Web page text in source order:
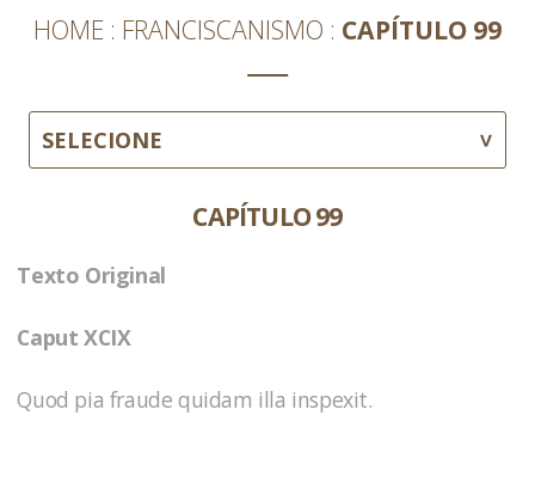
HOME FRANCISCANISMO CAPÍTULO 99
SELECIONE
CAPÍTULO 99
Texto Original
Caput XCIX
Quod pia fraude quidam illa inspexit.